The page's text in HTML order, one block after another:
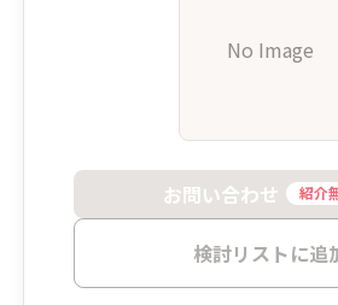
No Image
お問い合わせ 紹介
検討リストに追